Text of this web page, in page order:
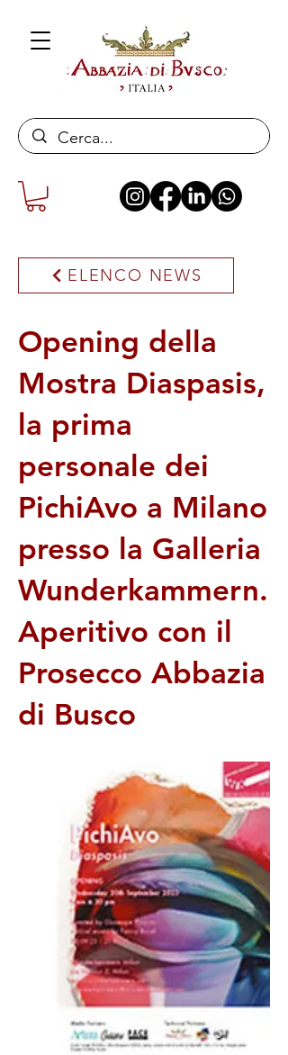
ELENCO NEWS
Opening della
Mostra Diaspasis,
la prima
personale dei
PichiAvo a Milano
presso la Galleria
Wunderkammern.
Aperitivo con il
Prosecco Abbazia
di Busco